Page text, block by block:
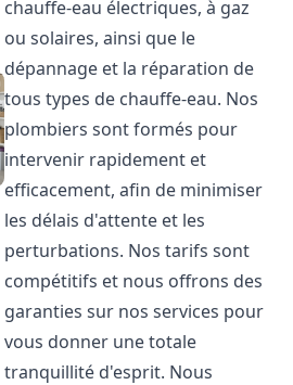
chauffe-eau électriques, à gaz
ou solaires, ainsi que le
dépannage et la réparation de
tous types de chauffe-eau. Nos
plombiers sont formés pour
intervenir rapidement et
efficacement, afin de minimiser
les délais d'attente et les
perturbations. Nos tarifs sont
compétitifs et nous offrons des
garanties sur nos services pour
vous donner une totale
tranquillité d'esprit. Nous